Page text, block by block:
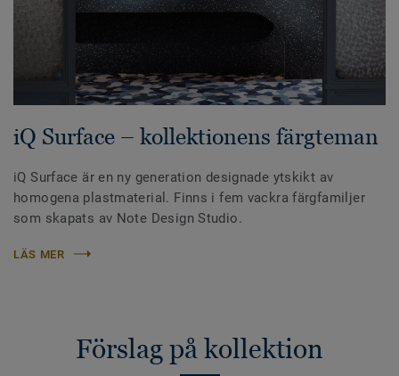
iQ Surface – kollektionens färgteman
iQ Surface är en ny generation designade ytskikt av
homogena plastmaterial. Finns i fem vackra färgfamiljer
som skapats av Note Design Studio.
LÄS MER
Förslag på kollektion